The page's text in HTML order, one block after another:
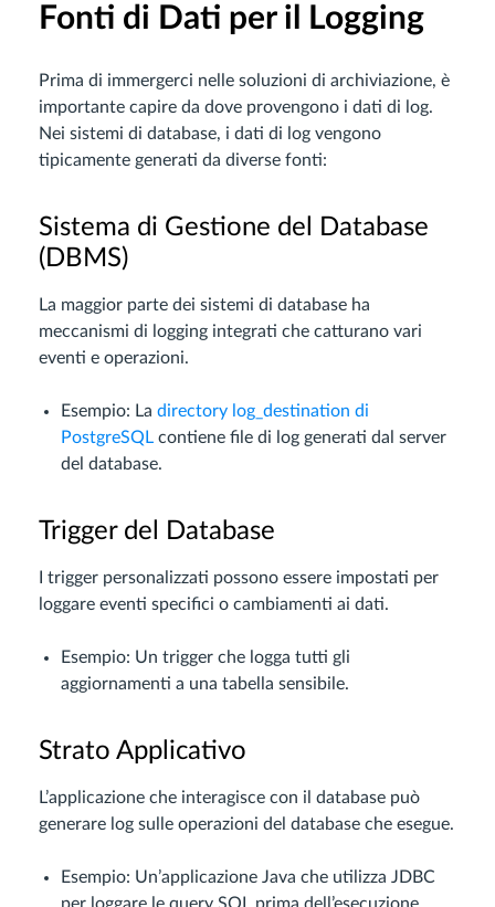
Fonti di Dati per il Logging
Prima di immergerci nelle soluzioni di archiviazione, è
importante capire da dove provengono i dati di log.
Nei sistemi di database, i dati di log vengono
tipicamente generati da diverse fonti:
Sistema di Gestione del Database
(DBMS)
La maggior parte dei sistemi di database ha
meccanismi di logging integrati che catturano vari
eventi e operazioni.
Esempio: La directory log_destination di
PostgreSQL contiene file di log generati dal server
del database.
Trigger del Database
I trigger personalizzati possono essere impostati per
loggare eventi specifici o cambiamenti ai dati.
Esempio: Un trigger che logga tutti gli
aggiornamenti a una tabella sensibile.
Strato Applicativo
L’applicazione che interagisce con il database può
generare log sulle operazioni del database che esegue.
Esempio: Un’applicazione Java che utilizza JDBC